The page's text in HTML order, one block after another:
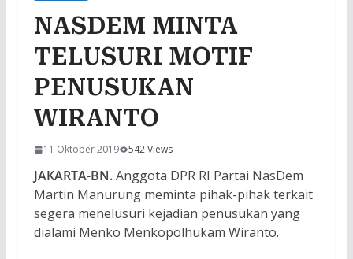
NASDEM MINTA
TELUSURI MOTIF
PENUSUKAN
WIRANTO
11 Oktober 2019 542 Views
JAKARTA-BN.Anggota DPR RI Partai NasDem
Martin Manurung meminta pihak-pihak terkait
segera menelusuri kejadian penusukan yang
dialami Menko Menkopolhukam Wiranto.